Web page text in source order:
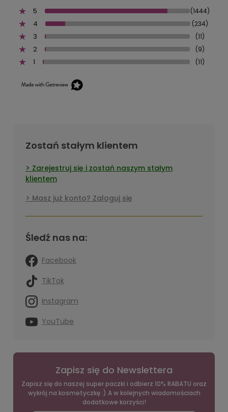
5
(1444)
4 (234)
3 (11)
2 (9)
1 (11)
Zostań stałym klientem
Zarejestruj się i zostań naszym stałym
klientem
Masz już konto? Zaloguj się
Śledź nas na:
Facebook
TikTok
Instagram
YouTube
Zapisz się do Newslettera
Zapisz się do naszej super paczki i odbierz 10% RABATU oraz
wykrój na kosmetyczkę :) A w kolejnych wiadomościach
dodatkowe korzyści!